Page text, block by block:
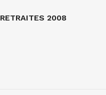
2008